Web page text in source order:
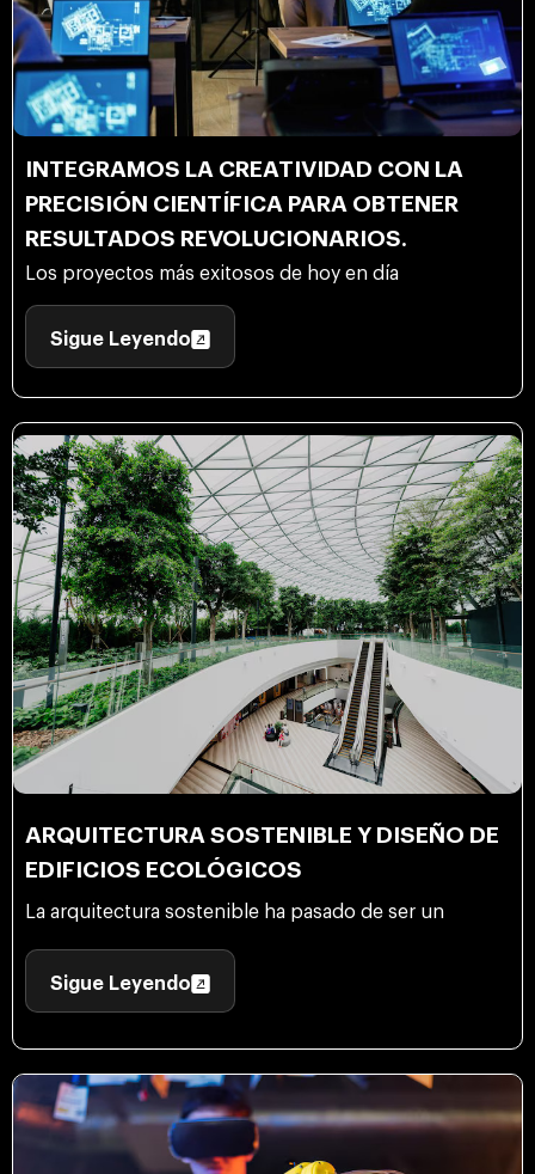
INTEGRAMOS LA CREATIVIDAD CON LA
PRECISIÓN CIENTÍFICA PARA OBTENER
RESULTADOS REVOLUCIONARIOS.
Los proyectos más exitosos de hoy en día
Sigue Leyendo
ARQUITECTURA SOSTENIBLE Y DISEÑO DE
EDIFICIOS ECOLÓGICOS
La arquitectura sostenible ha pasado de ser un
Sigue Leyendo